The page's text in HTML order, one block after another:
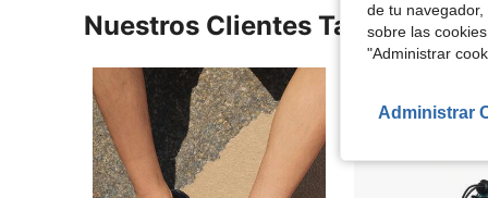
Nuestros Clientes También
de tu
sobre las
"Administrar
Administrar